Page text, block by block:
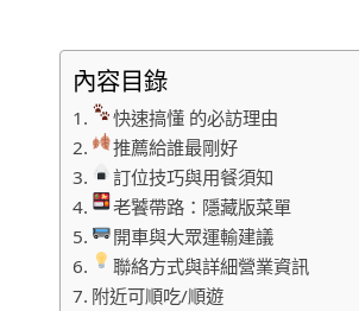
內容目錄
快速搞懂 的必訪理由
推薦給誰最剛好
訂位技巧與用餐須知
老饕帶路：隱藏版菜單
開車與大眾運輸建議
聯絡方式與詳細營業資訊
附近可順吃/順遊